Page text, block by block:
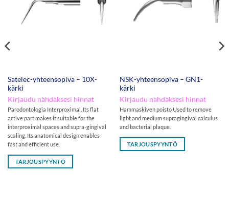
Satelec-yhteensopiva – 10X-
kärki
Kirjaudu nähdäksesi hinnat
Parodontologia Interproximal. Its flat
active part makes it suitable for the
interproximal spaces and supra-gingival
scaling. Its anatomical design enables
fast and efficient use.
TARJOUSPYYNTÖ
NSK-yhteensopiva – GN1-
kärki
Kirjaudu nähdäksesi hinnat
Hammaskiven poisto Used to remove
light and medium supragingival calculus
and bacterial plaque.
TARJOUSPYYNTÖ